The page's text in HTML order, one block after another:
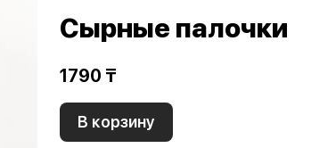
Сырные палочки
1790 ₸
В корзину